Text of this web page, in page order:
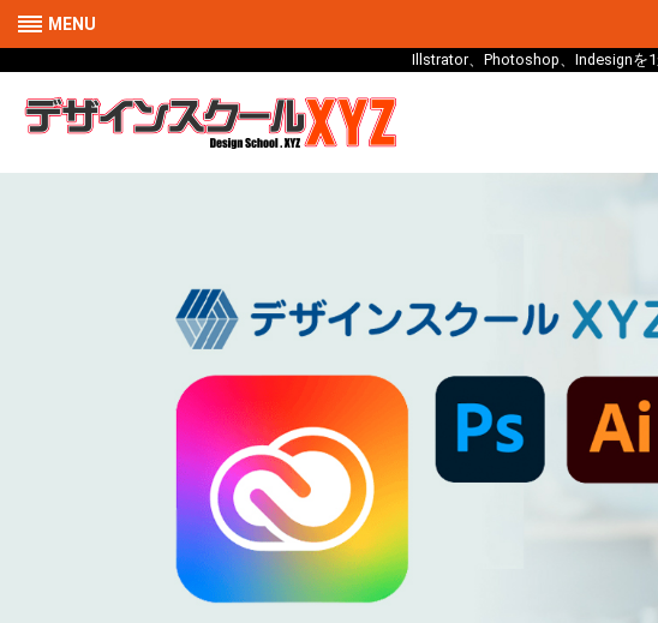
MENU
Illstrator、Photoshop、Indesignを